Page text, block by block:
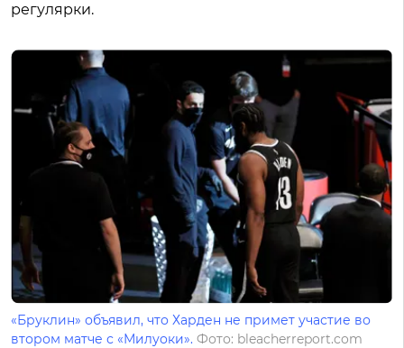
регулярки.
«Бруклин» объявил, что Харден не примет участие во
втором матче с «Милуоки». Фото: bleacherreport.com